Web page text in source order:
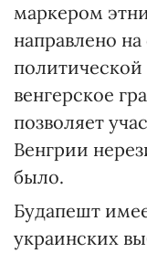
маркером
направлено
политической
венгерское
позволяет
Венгрии
было.
Будапешт
украинских